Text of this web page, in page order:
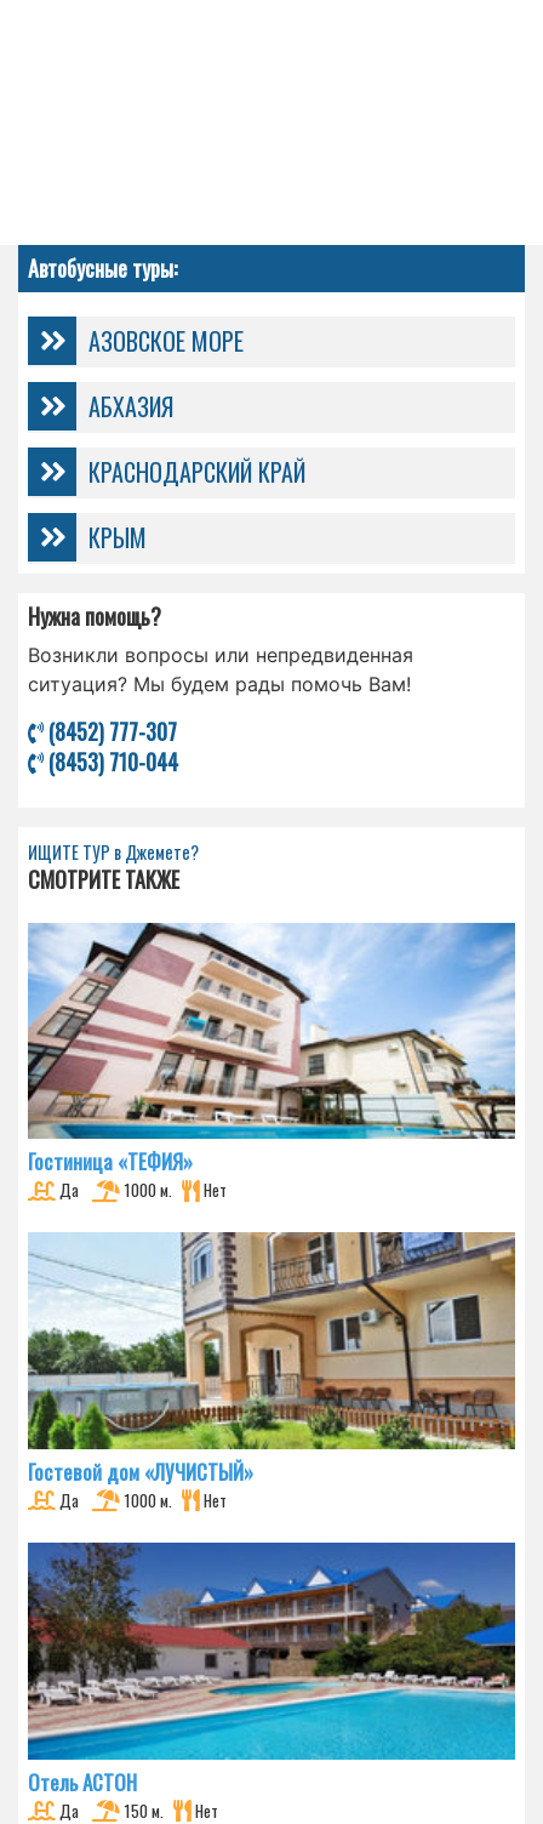
Автобусные туры:
АЗОВСКОЕ МОРЕ
АБХАЗИЯ
КРАСНОДАРСКИЙ КРАЙ
КРЫМ
Нужна помощь?
Возникли вопросы или непредвиденная
ситуация? Мы будем рады помочь Вам!
(8452) 777-307
(8453) 710-044
ИЩИТЕ ТУР в Джемете?
СМОТРИТЕ ТАКЖЕ
Гостиница «ТЕФИЯ»
Да 1000 м. Нет
Гостевой дом «ЛУЧИСТЫЙ»
Да 1000 м. Нет
Отель АСТОН
Да 150 м. Нет